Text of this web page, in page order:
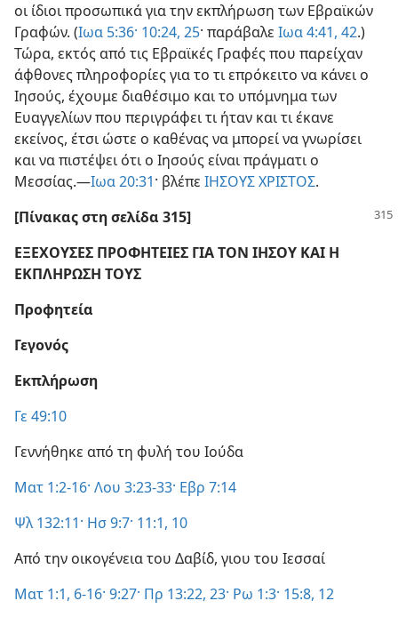
οι ίδιοι προσωπικά για την εκπλήρωση των Εβραϊκών
Γραφών. (Ιωα 5:36· 10:24, 25· παράβαλε Ιωα 4:41, 42.)
Τώρα, εκτός από τις Εβραϊκές Γραφές που παρείχαν
άφθονες πληροφορίες για το τι επρόκειτο να κάνει ο
Ιησούς, έχουμε διαθέσιμο και το υπόμνημα των
Ευαγγελίων που περιγράφει τι ήταν και τι έκανε
εκείνος, έτσι ώστε ο καθένας να μπορεί να γνωρίσει
και να πιστέψει ότι ο Ιησούς είναι πράγματι ο
Μεσσίας.—Ιωα 20:31· βλέπε ΙΗΣΟΥΣ ΧΡΙΣΤΟΣ.
[Πίνακας στη σελίδα 315]
ΕΞΕΧΟΥΣΕΣ ΠΡΟΦΗΤΕΙΕΣ ΓΙΑ ΤΟΝ ΙΗΣΟΥ ΚΑΙ Η
ΕΚΠΛΗΡΩΣΗ ΤΟΥΣ
Προφητεία
Γεγονός
Εκπλήρωση
Γε 49:10
Γεννήθηκε από τη φυλή του Ιούδα
Ματ 1:2-16· Λου 3:23-33· Εβρ 7:14
Ψλ 132:11· Ησ 9:7· 11:1, 10
Από την οικογένεια του Δαβίδ, γιου του Ιεσσαί
Ματ 1:1, 6-16· 9:27· Πρ 13:22, 23· Ρω 1:3· 15:8, 12